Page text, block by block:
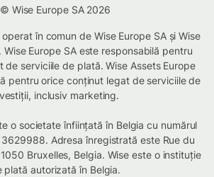
© Wise Europe SA 2026
în comun de Wise Europe SA și Wise
Wise Europe SA este responsabilă pentru
de serviciile de plată. Wise Assets Europe
pentru orice conținut legat de serviciile de
inclusiv marketing.
o societate înființată în Belgia cu numărul
Adresa înregistrată este Rue du
Bruxelles, Belgia. Wise este o instituție
plată autorizată în Belgia.